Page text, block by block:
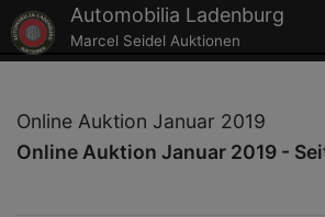
Automobilia Ladenburg
Marcel Seidel Auktionen
Online Auktion Januar 2019
Online Auktion Januar 2019 -